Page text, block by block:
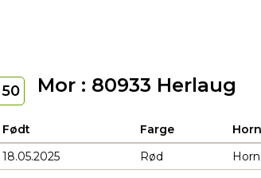
50 Mor : 80933 Herlaug
Født Farge
18.05.2025
Rød